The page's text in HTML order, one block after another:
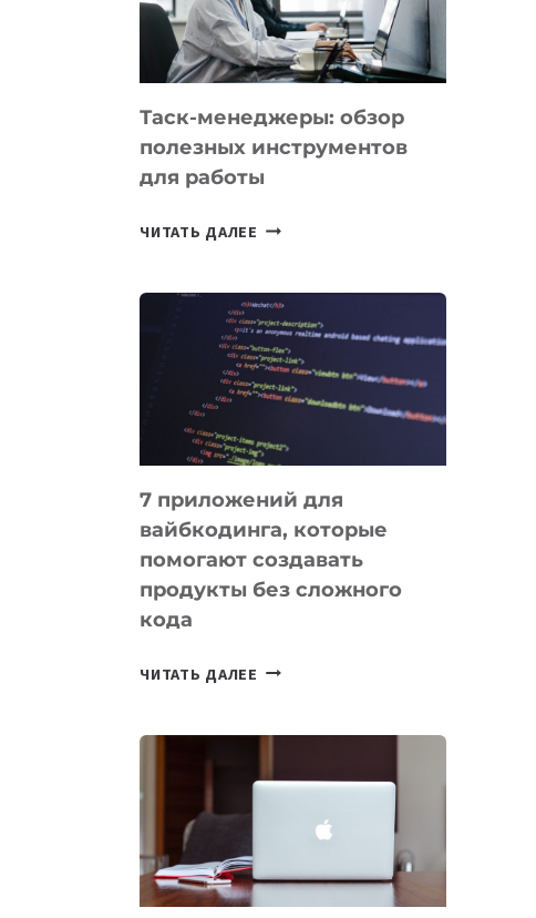
«ИСКУССТВЕННОГО
ИНЖЕНЕРА»
Таск-менеджеры: обзор
полезных инструментов
для работы
ЧИТАТЬ ДАЛЕЕ ТАСК-
ПОЛЕЗНЫХ
ИНСТРУМЕНТОВ
ДЛЯ
РАБОТЫ
7 приложений для
вайбкодинга, которые
помогают создавать
продукты без сложного
кода
ЧИТАТЬ ДАЛЕЕ
КОТОРЫЕ
СОЗДАВАТЬ
БЕЗ